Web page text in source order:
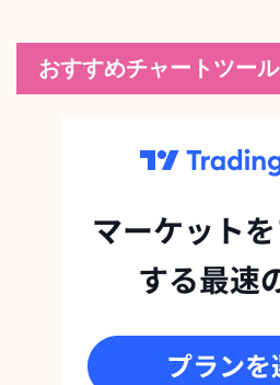
おすすめチャートツール